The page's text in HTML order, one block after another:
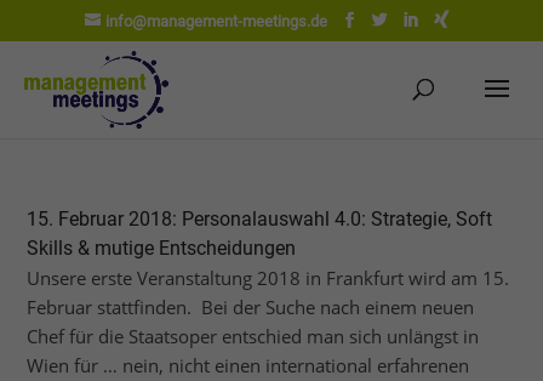
info@management-meetings.de
15. Februar 2018: Personalauswahl 4.0: Strategie, Soft
Skills & mutige Entscheidungen
Unsere erste Veranstaltung 2018 in Frankfurt wird am 15.
Februar stattfinden. Bei der Suche nach einem neuen
Chef für die Staatsoper entschied man sich unlängst in
Wien für … nein, nicht einen international erfahrenen